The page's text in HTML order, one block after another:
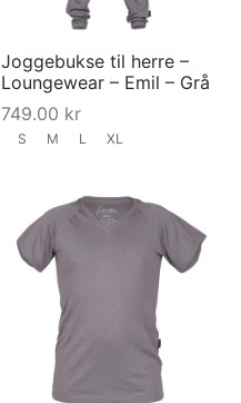
Joggebukse til herre –
Loungewear – Emil – Grå
749.00 kr
S M L XL